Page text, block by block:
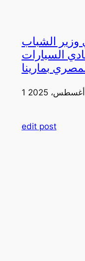
الشباب
السيارات
بمارينا
1 أغسطس، 2025
edit post